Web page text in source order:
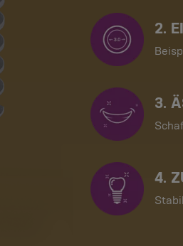
2.
3.
4.